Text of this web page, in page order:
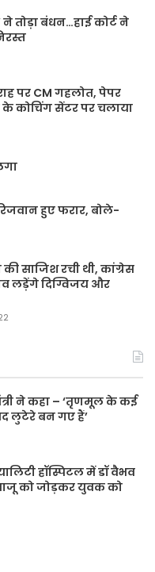
ने तोड़ा बंधन…हाई कोर्ट ने
पर CM गहलोत, पेपर
कोचिंग सेंटर पर चलाया
हुए फरार, बोले-
साजिश रची थी, कांग्रेस
लड़ेंगे दिग्विजय और
ने कहा – ‘तृणमूल के कई
लुटेरे बन गए हैं’
हॉस्पिटल में डॉ वैभव
को जोड़कर युवक को